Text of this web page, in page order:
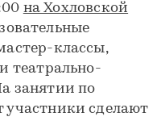
на Хохловской
классы,
театрально-
занятии по
участники сделают